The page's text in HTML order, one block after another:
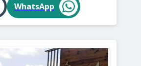
WhatsApp